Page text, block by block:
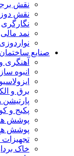
نقش
نقش
نگارگری
نمد مالی
نواردوزی
صنایع ساختمان
آهنگری
انبوه
برق و
پارتیشن
پکیج و
پوشش
پوشش
تجهیزات
خاک